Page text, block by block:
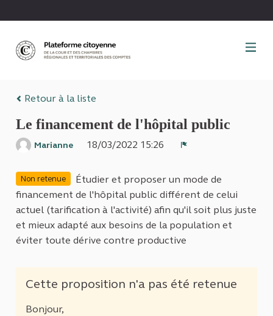
Retour à la liste
Le financement de l'hôpital public
Marianne
18/03/2022 15:26
Non retenue
Étudier et proposer un mode de
financement de l'hôpital public différent de celui
actuel (tarification à l'activité) afin qu'il soit plus juste
et mieux adapté aux besoins de la population et
éviter toute dérive contre productive
Cette proposition n'a pas été retenue
Bonjour,